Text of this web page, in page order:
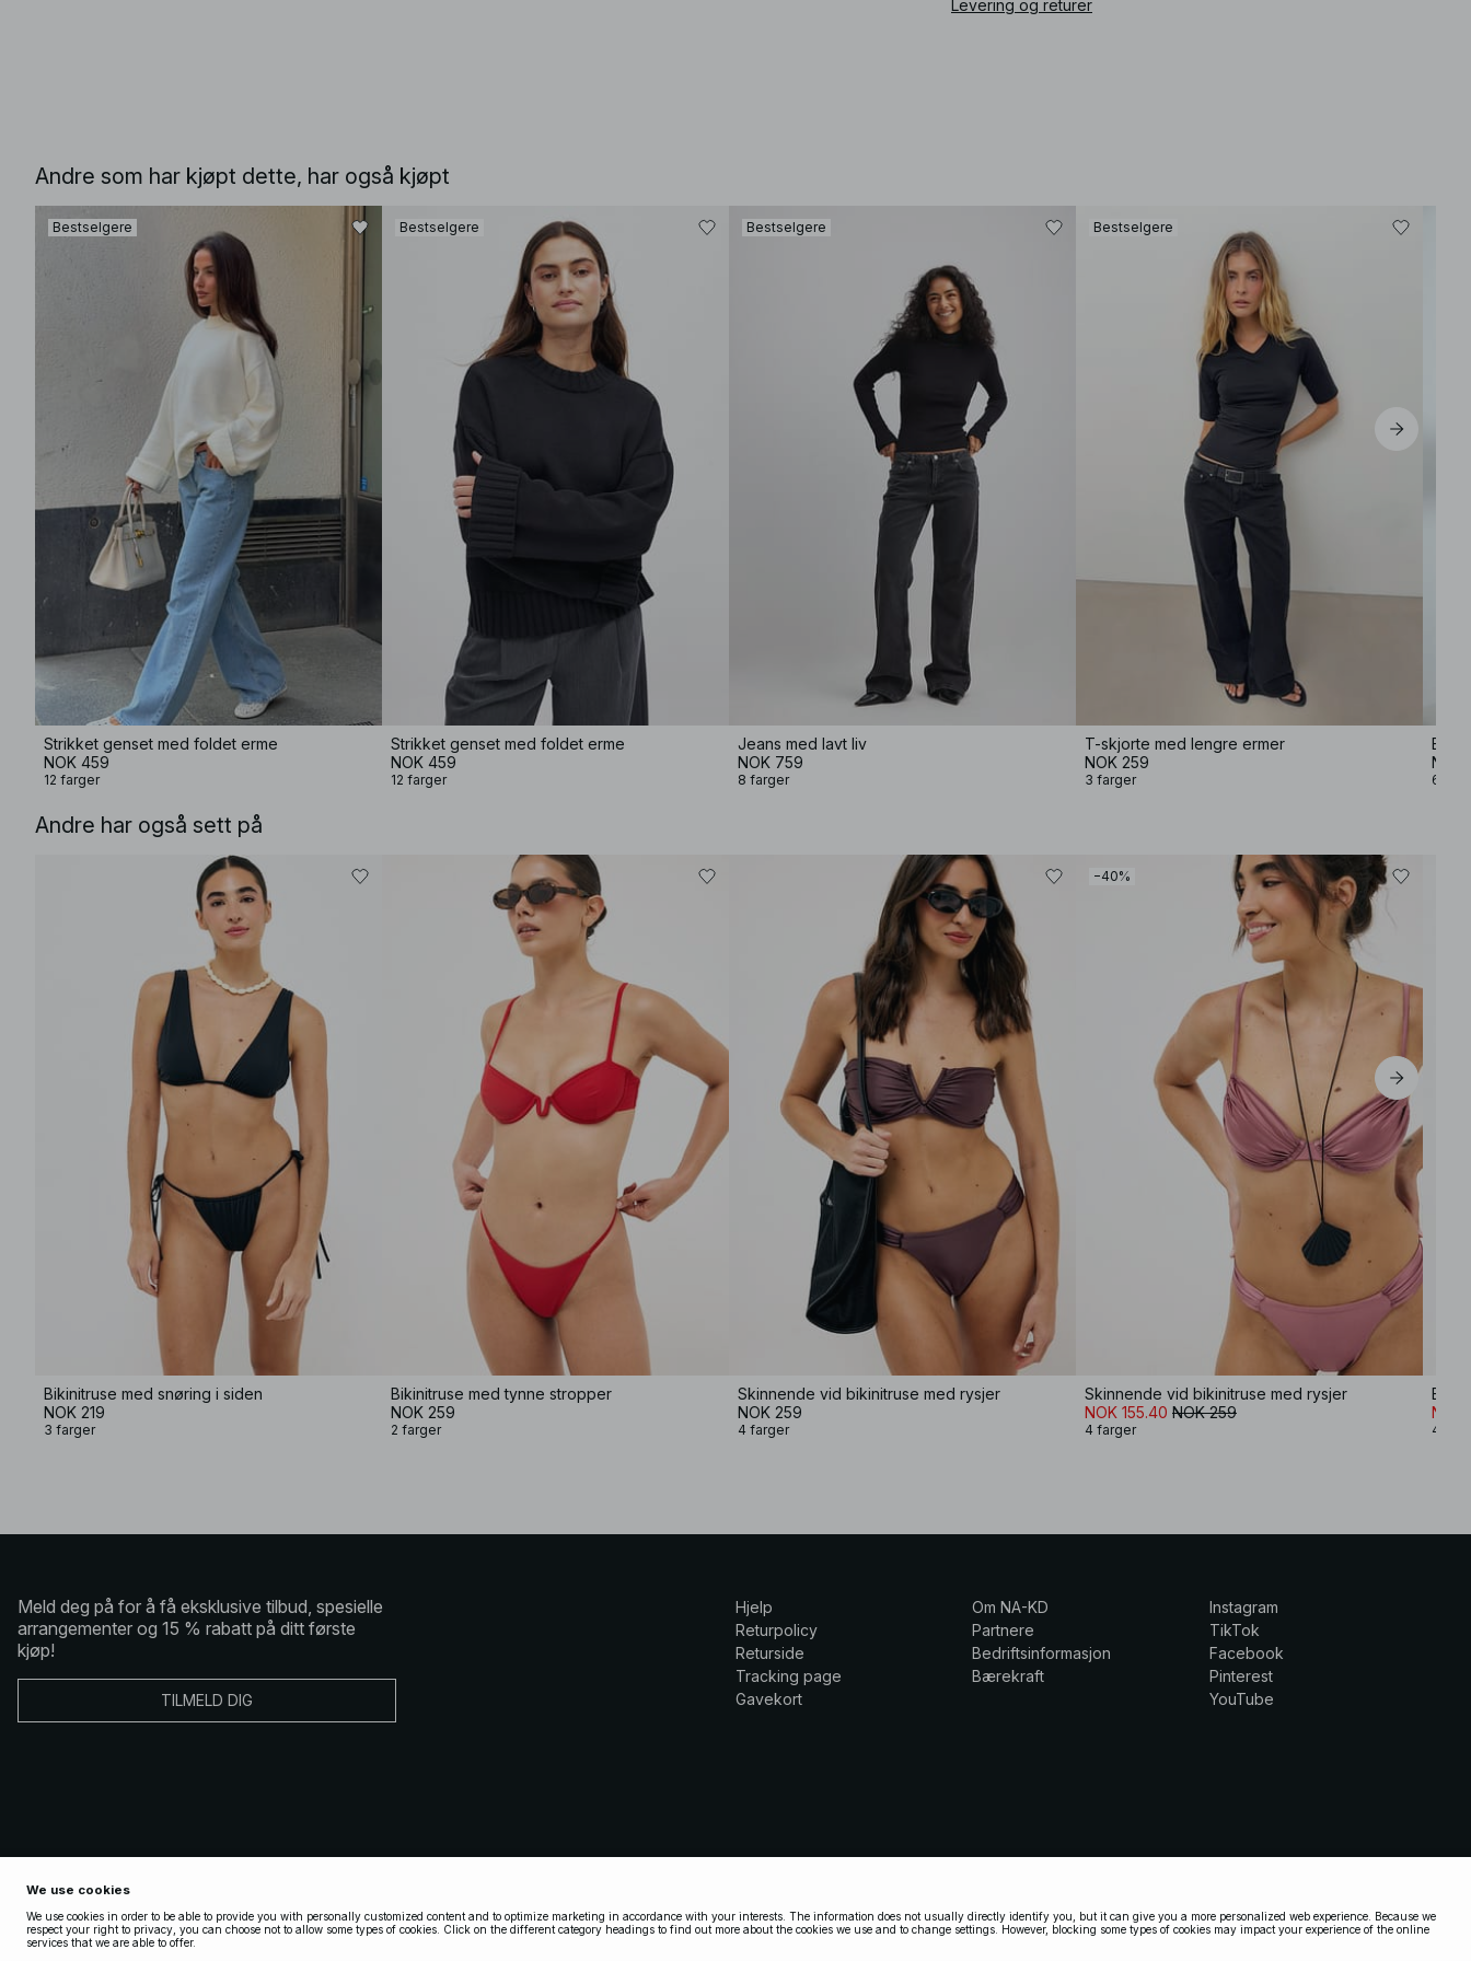
Levering og returer
Andre som har kjøpt dette, har også kjøpt
Bestselgere
Strikket genset med foldet erme
NOK 459
12 farger
Bestselgere
Strikket genset med foldet erme
NOK 459
12 farger
Bestselgere
Jeans med lavt liv
NOK 759
8 farger
Bestselgere
T-skjorte med lengre ermer
NOK 259
3 farger
NOK
6
Andre har også sett på
Bikinitruse med snøring i siden
NOK 219
3 farger
Bikinitruse med tynne stropper
NOK 259
2 farger
Skinnende vid bikinitruse med rysjer
NOK 259
4 farger
−40%
Skinnende vid bikinitruse med rysjer
NOK 155.40 NOK 259
4 farger
NOK
4
Meld deg på for å få eksklusive tilbud, spesielle
arrangementer og 15 % rabatt på ditt første
kjøp!
TILMELD DIG
Hjelp
Returpolicy
Returside
Tracking page
Gavekort
Om NA-KD
Partnere
Bedriftsinformasjon
Bærekraft
Instagram
TikTok
Facebook
Pinterest
YouTube